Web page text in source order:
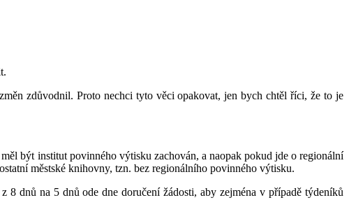
zdůvodnil. Proto nechci tyto věci opakovat, jen bych chtěl říci, že to je
být institut povinného výtisku zachován, a naopak pokud jde o regionální
městské knihovny, tzn. bez regionálního povinného výtisku.
8 dnů na 5 dnů ode dne doručení žádosti, aby zejména v případě týdeníků